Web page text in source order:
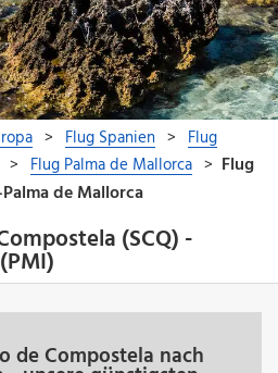
(SCQ) -
de Compostela nach